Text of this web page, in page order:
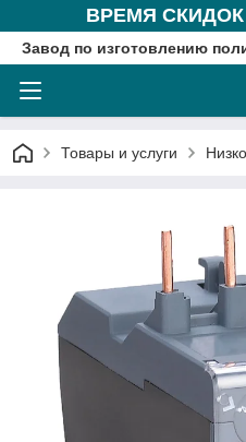
ВРЕМЯ
Завод по изготовлению
Товары и услуги